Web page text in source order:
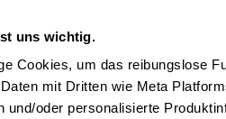
uns wichtig.
Cookies, um das reibungslose
mit Dritten wie Meta
und/oder personalisierte